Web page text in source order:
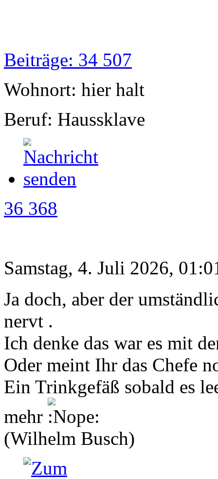
Beiträge: 34 507
Wohnort: hier halt
Beruf: Haussklave
36 368
Samstag, 4. Juli 2026,
Ja doch, aber der
nervt .
Ich denke das war es mit
Oder meint Ihr das Chefe
Ein Trinkgefäß sobald es
mehr
(Wilhelm Busch)